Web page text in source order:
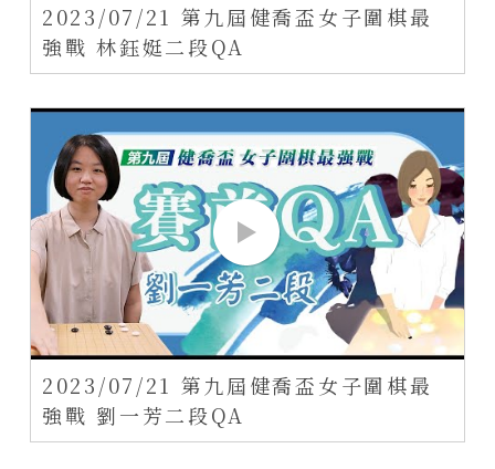
2023/07/21 第九屆健喬盃女子圍棋最
強戰 林鈺娗二段QA
2023/07/21 第九屆健喬盃女子圍棋最
強戰 劉一芳二段QA